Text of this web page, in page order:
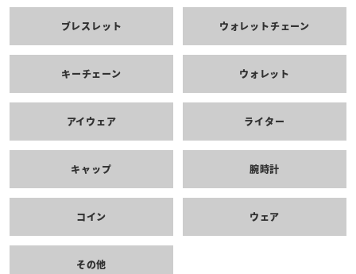
ブレスレット ウォレットチェーン
キーチェーン ウォレット
アイウェア ライター
キャップ 腕時計
コイン ウェア
その他